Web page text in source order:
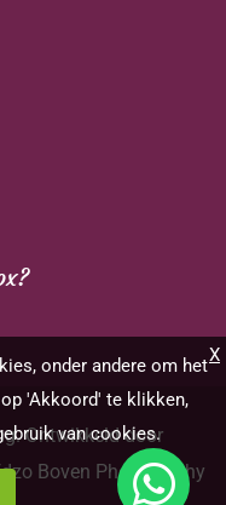
Ontwikkeld door
Boven Photography
onder andere om het
'Akkoord' te klikken,
van cookies.
X